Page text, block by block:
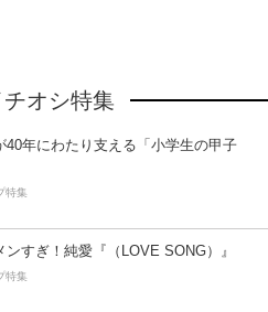
オシ特集
40年にわたり支える「小学生の甲子
特集
ンすぎ！純愛『（LOVE SONG）』
特集